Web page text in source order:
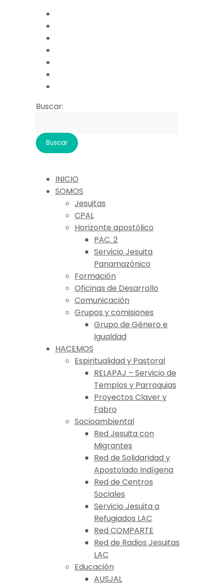
Buscar:
INICIO
SOMOS
Jesuitas
CPAL
Horizonte apostólico
PAC. 2
Servicio Jesuita
Panamazónico
Formación
Oficinas de Desarrollo
Comunicación
Grupos y comisiones
Grupo de Género e
Igualdad
HACEMOS
Espiritualidad y Pastoral
RELAPAJ – Servicio de
Templos y Parroquias
Proyectos Claver y
Fabro
Socioambiental
Red Jesuita con
Migrantes
Red de Solidaridad y
Apostolado Indígena
Red de Centros
Sociales
Servicio Jesuita a
Refugiados LAC
Red COMPARTE
Red de Radios Jesuitas
LAC
Educación
AUSJAL